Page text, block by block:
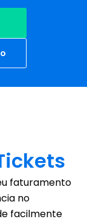
faturamento
no
facilmente